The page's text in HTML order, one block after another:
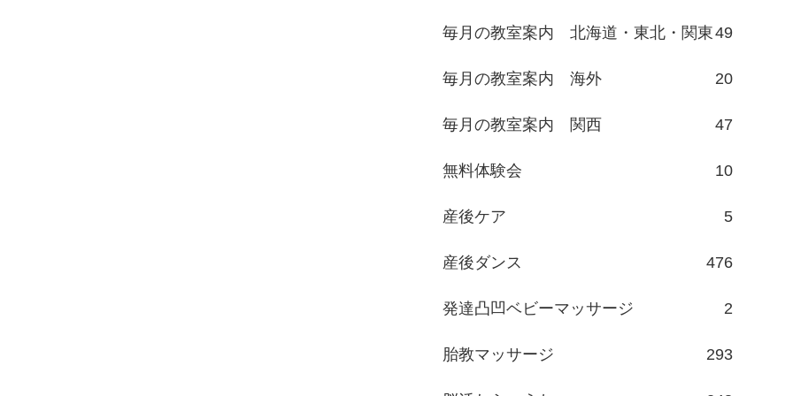
毎月の教室案内 北海道・東北・関東49
毎月の教室案内 海外 20
毎月の教室案内 関西 47
無料体験会 10
産後ケア 5
産後ダンス 476
発達凸凹ベビーマッサージ 2
胎教マッサージ 293